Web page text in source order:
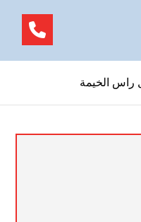
راس الخيمة